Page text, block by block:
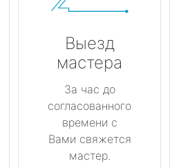
Выезд
мастера
За час до
согласованного
времени с
Вами свяжется
мастер.